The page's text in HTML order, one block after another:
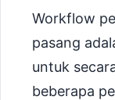
Workflow
pasang
untuk
beberapa